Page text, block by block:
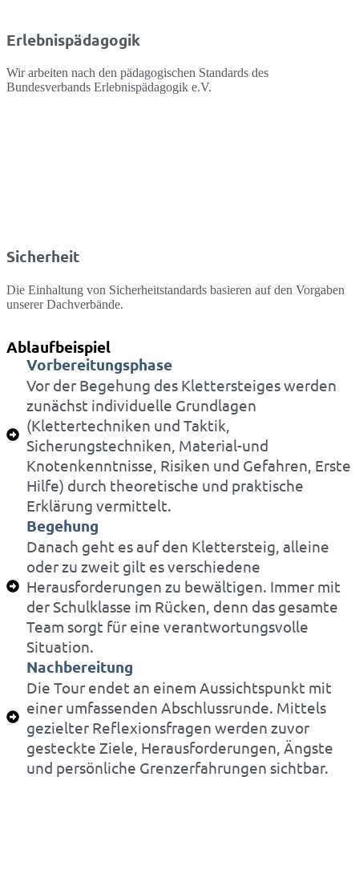
Erlebnispädagogik
Wir arbeiten nach den pädagogischen Standards des
Bundesverbands Erlebnispädagogik e.V.
Sicherheit
Die Einhaltung von Sicherheitstandards basieren auf den Vorgaben
unserer Dachverbände.
Ablaufbeispiel
Vorbereitungsphase
Vor der Begehung des Klettersteiges werden
zunächst individuelle Grundlagen
(Klettertechniken und Taktik,
Sicherungstechniken, Material-und
Knotenkenntnisse, Risiken und Gefahren, Erste
Hilfe) durch theoretische und praktische
Erklärung vermittelt.
Begehung
Danach geht es auf den Klettersteig, alleine
oder zu zweit gilt es verschiedene
Herausforderungen zu bewältigen. Immer mit
der Schulklasse im Rücken, denn das gesamte
Team sorgt für eine verantwortungsvolle
Situation.
Nachbereitung
Die Tour endet an einem Aussichtspunkt mit
einer umfassenden Abschlussrunde. Mittels
gezielter Reflexionsfragen werden zuvor
gesteckte Ziele, Herausforderungen, Ängste
und persönliche Grenzerfahrungen sichtbar.